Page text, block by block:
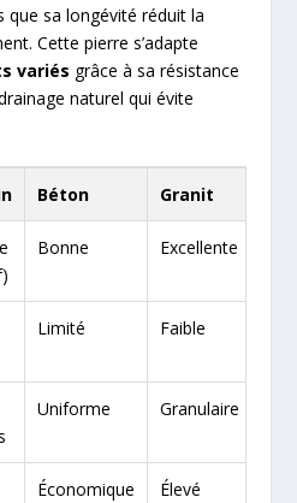
que sa longévité réduit la
Cette pierre s’adapte
variés grâce à sa résistance
naturel qui évite
Béton Granit
Bonne Excellente
Limité Faible
Uniforme Granulaire
Économique Élevé